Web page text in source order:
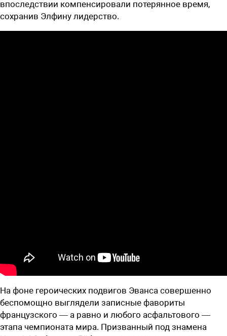
впоследствии компенсировали потерянное время,
сохранив Элфину лидерство.
На фоне героических подвигов Эванса совершенно
беспомощно выглядели записные фавориты
французского — а равно и любого асфальтового —
этапа чемпионата мира. Призванный под знамена